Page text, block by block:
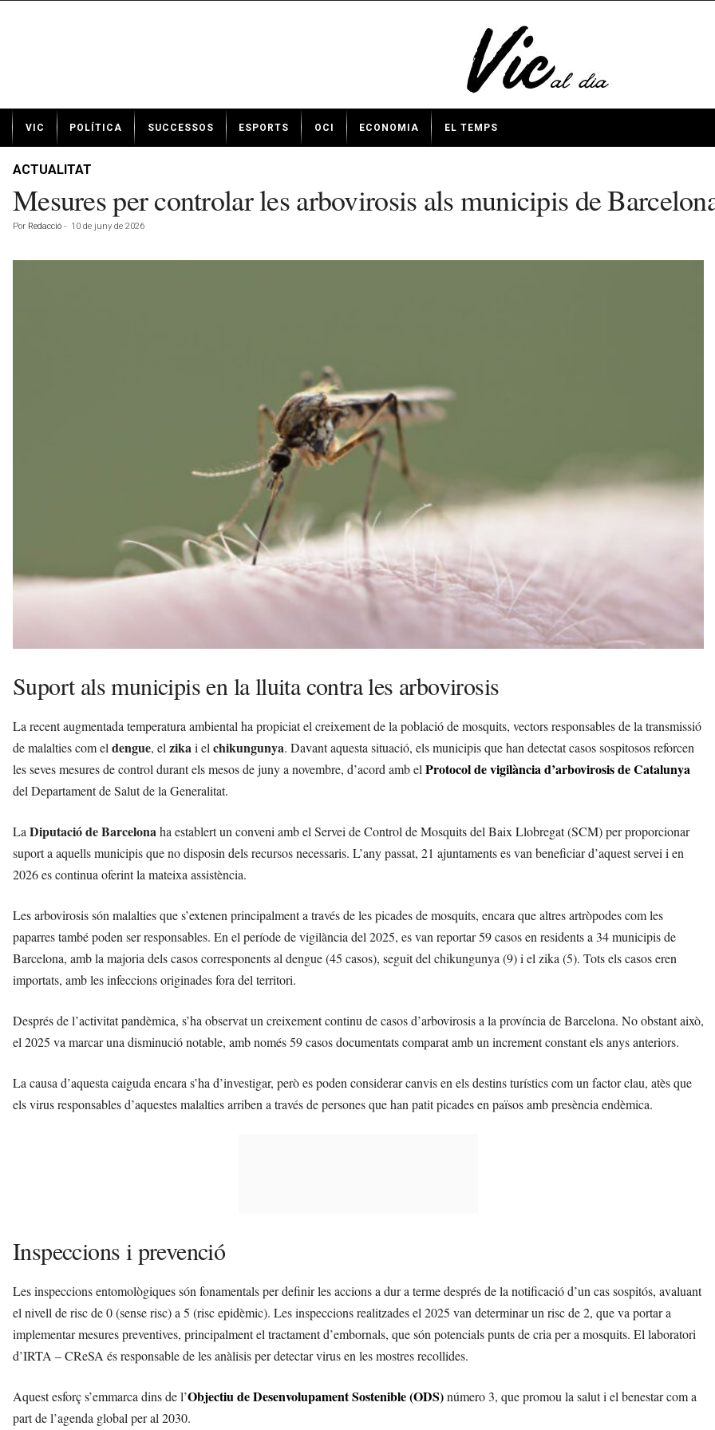
t
VIC POLÍTICA SUCCESSOS ESPORTS OCI ECONOMIA EL TEMPS
ACTUALITAT
Mesures per controlar les arbovirosis als municipis de
Por Redacció - 10 de juny de 2026
Suport als municipis en la lluita contra les arbovirosis
La recent augmentada temperatura ambiental ha propiciat el creixement de la població de mosquits, vectors responsables de la transmissió
de malalties com eldengue, elzikai elchikungunya. Davant aquesta situació, els municipis que han detectat casos sospitosos reforcen
les seves mesures de control durant els mesos de juny a novembre, d’acord amb elProtocol de vigilància d’arbovirosis de Catalunya
del Departament de Salut de la Generalitat.
LaDiputació de Barcelonaha establert un conveni amb el Servei de Control de Mosquits del Baix Llobregat (SCM) per proporcionar
suport a aquells municipis que no disposin dels recursos necessaris. L’any passat, 21 ajuntaments es van beneficiar d’aquest servei i en
2026 es continua oferint la mateixa assistència.
Les arbovirosis són malalties que s’extenen principalment a través de les picades de mosquits, encara que altres artròpodes com les
paparres també poden ser responsables. En el període de vigilància del 2025, es van reportar 59 casos en residents a 34 municipis de
Barcelona, amb la majoria dels casos corresponents al dengue (45 casos), seguit del chikungunya (9) i el zika (5). Tots els casos eren
importats, amb les infeccions originades fora del territori.
Després de l’activitat pandèmica, s’ha observat un creixement continu de casos d’arbovirosis a la província de Barcelona. No obstant això,
el 2025 va marcar una disminució notable, amb només 59 casos documentats comparat amb un increment constant els anys anteriors.
La causa d’aquesta caiguda encara s’ha d’investigar, però es poden considerar canvis en els destins turístics com un factor clau, atès que
els virus responsables d’aquestes malalties arriben a través de persones que han patit picades en països amb presència endèmica.
Inspeccions i prevenció
Les inspeccions entomològiques són fonamentals per definir les accions a dur a terme després de la notificació d’un cas sospitós, avaluant
el nivell de risc de 0 (sense risc) a 5 (risc epidèmic). Les inspeccions realitzades el 2025 van determinar un risc de 2, que va portar a
implementar mesures preventives, principalment el tractament d’embornals, que són potencials punts de cria per a mosquits. El laboratori
d’IRTA – CReSA és responsable de les anàlisis per detectar virus en les mostres recollides.
Aquest esforç s’emmarca dins de l’Objectiu de Desenvolupament Sostenible (ODS)número 3, que promou la salut i el benestar com a
part de l’agenda global per al 2030.